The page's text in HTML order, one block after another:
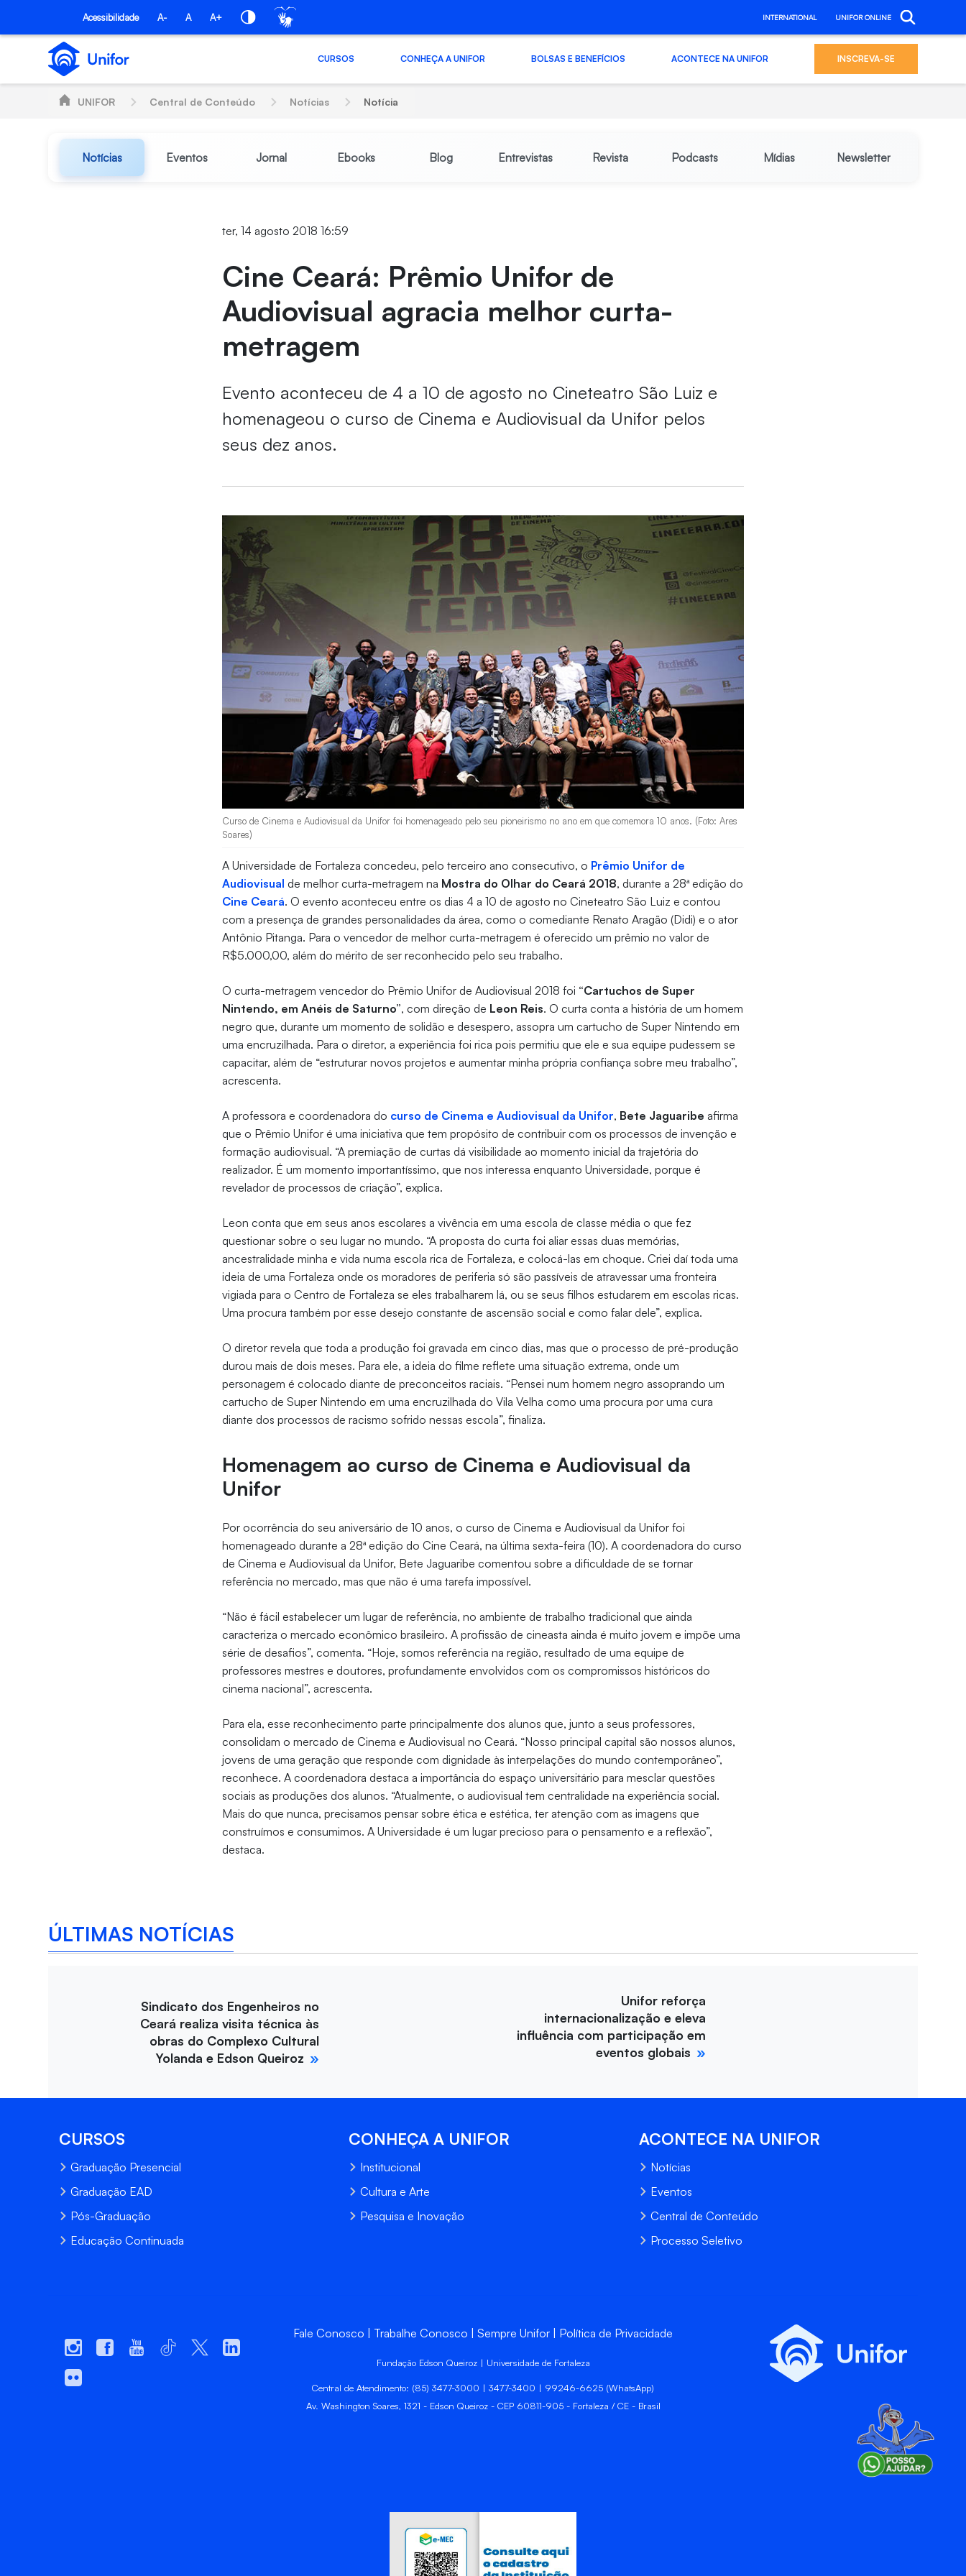
Pular para o Conteúdo principal
Acessibilidade A- A A+ INTERNATIONAL UNIFOR ONLINE
CURSOS CONHEÇA A UNIFOR BOLSAS E BENEFÍCIOS ACONTECE NA UNIFOR INSCREVA-SE
UNIFOR Central de Conteúdo Notícias Notícia
Notícias Eventos Jornal Ebooks Blog Entrevistas Revista Podcasts Mídias Newsletter
ter, 14 agosto 2018 16:59
Cine Ceará: Prêmio Unifor de
Audiovisual agracia melhor curta-
metragem
Evento aconteceu de 4 a 10 de agosto no Cineteatro São Luiz e
homenageou o curso de Cinema e Audiovisual da Unifor pelos
seus dez anos.
Curso de Cinema e Audiovisual da Unifor foi homenageado pelo seu pioneirismo no ano em que comemora 10 anos. (Foto: Ares
Soares)
A Universidade de Fortaleza concedeu, pelo terceiro ano consecutivo, o Prêmio Unifor de
Audiovisual de melhor curta-metragem na Mostra do Olhar do Ceará 2018, durante a 28ª edição do
Cine Ceará. O evento aconteceu entre os dias 4 a 10 de agosto no Cineteatro São Luiz e contou
com a presença de grandes personalidades da área, como o comediante Renato Aragão (Didi) e o ator
Antônio Pitanga. Para o vencedor de melhor curta-metragem é oferecido um prêmio no valor de
R$5.000,00, além do mérito de ser reconhecido pelo seu trabalho.
O curta-metragem vencedor do Prêmio Unifor de Audiovisual 2018 foi “Cartuchos de Super
Nintendo, em Anéis de Saturno”, com direção de Leon Reis. O curta conta a história de um homem
negro que, durante um momento de solidão e desespero, assopra um cartucho de Super Nintendo em
uma encruzilhada. Para o diretor, a experiência foi rica pois permitiu que ele e sua equipe pudessem se
capacitar, além de “estruturar novos projetos e aumentar minha própria confiança sobre meu trabalho”,
acrescenta.
A professora e coordenadora do curso de Cinema e Audiovisual da Unifor, Bete Jaguaribe afirma
que o Prêmio Unifor é uma iniciativa que tem propósito de contribuir com os processos de invenção e
formação audiovisual. “A premiação de curtas dá visibilidade ao momento inicial da trajetória do
realizador. É um momento importantíssimo, que nos interessa enquanto Universidade, porque é
revelador de processos de criação”, explica.
Leon conta que em seus anos escolares a vivência em uma escola de classe média o que fez
questionar sobre o seu lugar no mundo. “A proposta do curta foi aliar essas duas memórias,
ancestralidade minha e vida numa escola rica de Fortaleza, e colocá-las em choque. Criei daí toda uma
ideia de uma Fortaleza onde os moradores de periferia só são passíveis de atravessar uma fronteira
vigiada para o Centro de Fortaleza se eles trabalharem lá, ou se seus filhos estudarem em escolas ricas.
Uma procura também por esse desejo constante de ascensão social e como falar dele”, explica.
O diretor revela que toda a produção foi gravada em cinco dias, mas que o processo de pré-produção
durou mais de dois meses. Para ele, a ideia do filme reflete uma situação extrema, onde um
personagem é colocado diante de preconceitos raciais. “Pensei num homem negro assoprando um
cartucho de Super Nintendo em uma encruzilhada do Vila Velha como uma procura por uma cura
diante dos processos de racismo sofrido nessas escola”, finaliza.
Homenagem ao curso de Cinema e Audiovisual da
Unifor
Por ocorrência do seu aniversário de 10 anos, o curso de Cinema e Audiovisual da Unifor foi
homenageado durante a 28ª edição do Cine Ceará, na última sexta-feira (10). A coordenadora do curso
de Cinema e Audiovisual da Unifor, Bete Jaguaribe comentou sobre a dificuldade de se tornar
referência no mercado, mas que não é uma tarefa impossível.
“Não é fácil estabelecer um lugar de referência, no ambiente de trabalho tradicional que ainda
caracteriza o mercado econômico brasileiro. A profissão de cineasta ainda é muito jovem e impõe uma
série de desafios”, comenta. “Hoje, somos referência na região, resultado de uma equipe de
professores mestres e doutores, profundamente envolvidos com os compromissos históricos do
cinema nacional”, acrescenta.
Para ela, esse reconhecimento parte principalmente dos alunos que, junto a seus professores,
consolidam o mercado de Cinema e Audiovisual no Ceará. “Nosso principal capital são nossos alunos,
jovens de uma geração que responde com dignidade às interpelações do mundo contemporâneo”,
reconhece. A coordenadora destaca a importância do espaço universitário para mesclar questões
sociais as produções dos alunos. “Atualmente, o audiovisual tem centralidade na experiência social.
Mais do que nunca, precisamos pensar sobre ética e estética, ter atenção com as imagens que
construímos e consumimos. A Universidade é um lugar precioso para o pensamento e a reflexão”,
destaca.
ÚLTIMAS NOTÍCIAS
Sindicato dos Engenheiros no
Ceará realiza visita técnica às
obras do Complexo Cultural
Yolanda e Edson Queiroz
Unifor reforça
internacionalização e eleva
influência com participação em
eventos globais
CURSOS
Graduação Presencial
Graduação EAD
Pós-Graduação
Educação Continuada
CONHEÇA A UNIFOR
Institucional
Cultura e Arte
Pesquisa e Inovação
ACONTECE NA UNIFOR
Notícias
Eventos
Central de Conteúdo
Processo Seletivo
Fale Conosco Trabalhe Conosco Sempre Unifor Política de Privacidade
Fundação Edson Queiroz | Universidade de Fortaleza
Central de Atendimento: (85) 3477-3000 | 3477-3400 | 99246-6625 (WhatsApp)
Av. Washington Soares, 1321 - Edson Queiroz - CEP 60811-905 - Fortaleza / CE - Brasil